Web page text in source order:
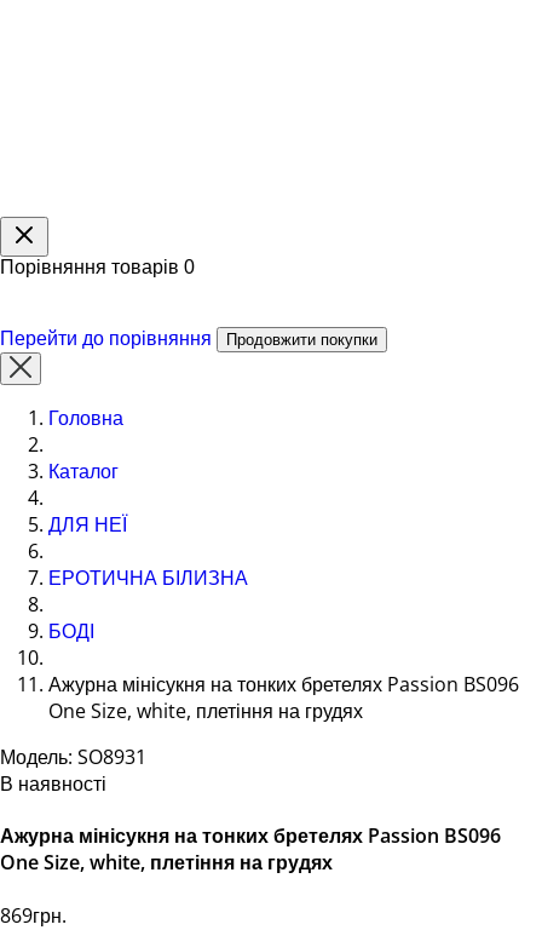
Порівняння товарів 0
Перейти до порівняння Продовжити покупки
Головна
Каталог
ДЛЯ НЕЇ
ЕРОТИЧНА БІЛИЗНА
БОДІ
Ажурна мінісукня на тонких бретелях Passion BS096
One Size, white, плетіння на грудях
Модель: SO8931
В наявності
Ажурна мінісукня на тонких бретелях Passion BS096
One Size, white, плетіння на грудях
869грн.